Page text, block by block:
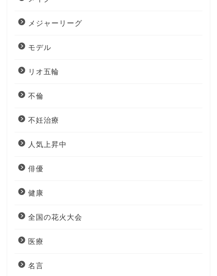
メジャーリーグ
モデル
リオ五輪
不倫
不妊治療
人気上昇中
俳優
健康
全国の花火大会
医療
名言